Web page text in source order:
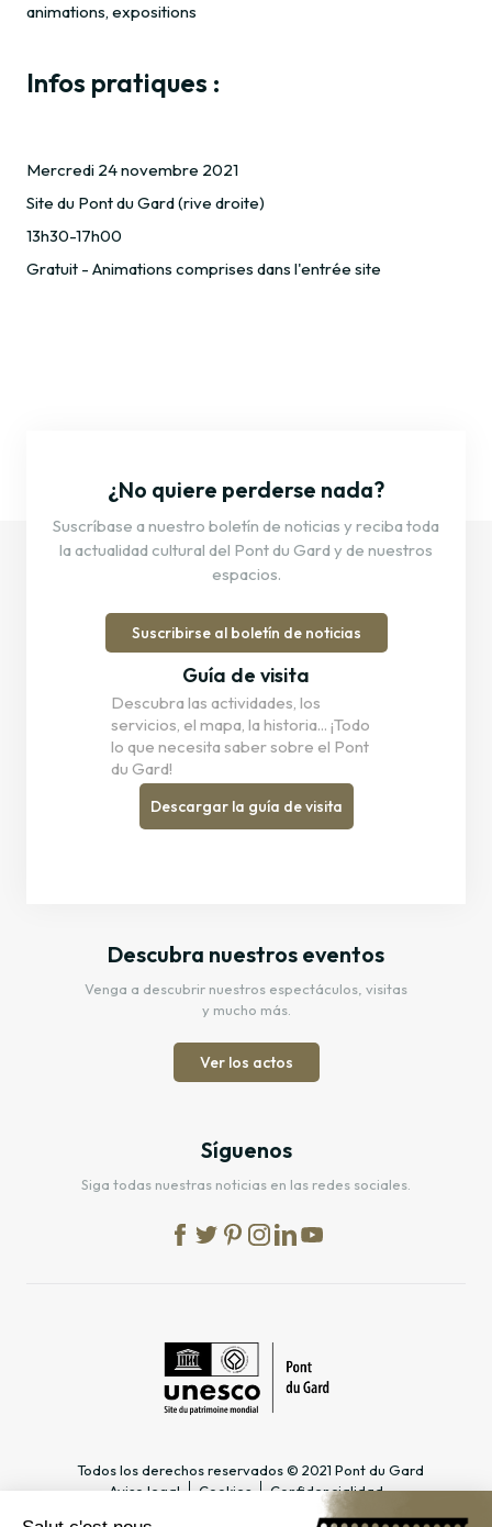
animations, expositions
Infos pratiques :
Mercredi 24 novembre 2021
Site du Pont du Gard (rive droite)
13h30-17h00
Gratuit - Animations comprises dans l'entrée site
¿No quiere perderse nada?
Suscríbase a nuestro boletín de noticias y reciba toda
la actualidad cultural del Pont du Gard y de nuestros
espacios.
Suscribirse al boletín de noticias
Guía de visita
Descubra las actividades, los
servicios, el mapa, la historia... ¡Todo
lo que necesita saber sobre el Pont
du Gard!
Descargar la guía de visita
Descubra nuestros eventos
Venga a descubrir nuestros espectáculos, visitas
y mucho más.
Ver los actos
Síguenos
Siga todas nuestras noticias en las redes sociales.
Todos los derechos reservados © 2021 Pont du Gard
Aviso legal
Cookies Confidencialidad